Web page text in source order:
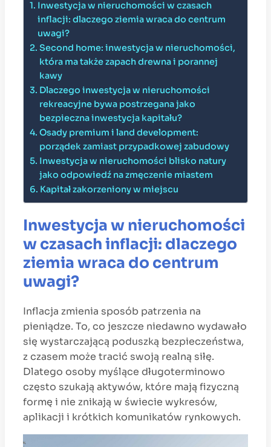
Inwestycja w nieruchomości w czasach
inflacji: dlaczego ziemia wraca do centrum
uwagi?
Second home: inwestycja w nieruchomości,
która ma także zapach drewna i porannej
kawy
Dlaczego inwestycja w nieruchomości
rekreacyjne bywa postrzegana jako
bezpieczna inwestycja kapitału?
Osady premium i land development:
porządek zamiast przypadkowej zabudowy
Inwestycja w nieruchomości blisko natury
jako odpowiedź na zmęczenie miastem
Kapitał zakorzeniony w miejscu
Inwestycja w nieruchomości
w czasach inflacji: dlaczego
ziemia wraca do centrum
uwagi?
Inflacja zmienia sposób patrzenia na
pieniądze. To, co jeszcze niedawno wydawało
się wystarczającą poduszką bezpieczeństwa,
z czasem może tracić swoją realną siłę.
Dlatego osoby myślące długoterminowo
często szukają aktywów, które mają fizyczną
formę i nie znikają w świecie wykresów,
aplikacji i krótkich komunikatów rynkowych.